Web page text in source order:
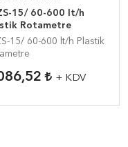
15/ 60-600 lt/h
Rotametre
15/ 60-600 lt/h Plastik
+ KDV